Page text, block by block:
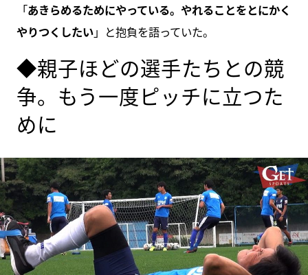
「あきらめるためにやっている。やれることをとにかく
やりつくしたい」と抱負を語っていた。
◆親子ほどの選手たちとの競
争。もう一度ピッチに立つた
めに